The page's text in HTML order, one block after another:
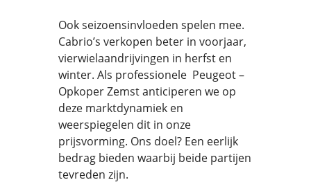
Ook seizoensinvloeden spelen mee.
Cabrio’s verkopen beter in voorjaar,
vierwielaandrijvingen in herfst en
winter. Als professionele Peugeot –
Opkoper Zemst anticiperen we op
deze marktdynamiek en
weerspiegelen dit in onze
prijsvorming. Ons doel? Een eerlijk
bedrag bieden waarbij beide partijen
tevreden zijn.